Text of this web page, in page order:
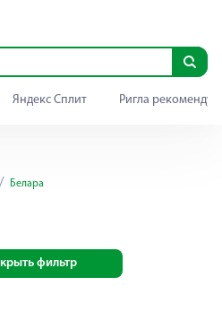
Яндекс Сплит Ригла
Белара
фильтр